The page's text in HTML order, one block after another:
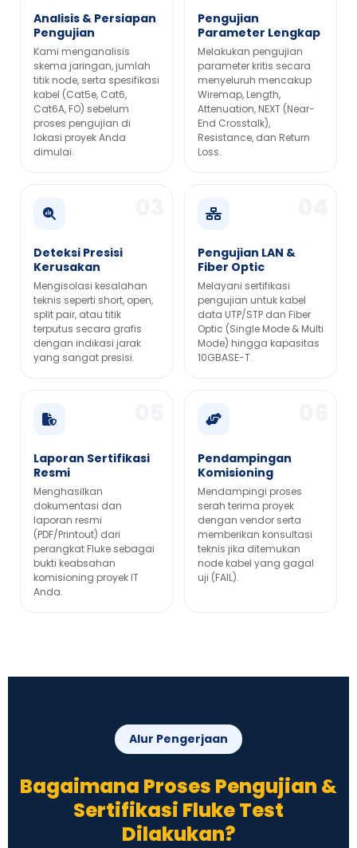
Analisis & Persiapan
Pengujian
Kami menganalisis
skema jaringan, jumlah
titik node, serta spesifikasi
kabel (Cat5e, Cat6,
Cat6A, FO) sebelum
proses pengujian di
lokasi proyek Anda
dimulai.
Pengujian
Parameter Lengkap
Melakukan pengujian
parameter kritis secara
menyeluruh mencakup
Wiremap, Length,
Attenuation, NEXT (Near-
End Crosstalk),
Resistance, dan Return
Loss.
Deteksi Presisi
Kerusakan
Mengisolasi kesalahan
teknis seperti short, open,
split pair, atau titik
terputus secara grafis
dengan indikasi jarak
yang sangat presisi.
Pengujian LAN &
Fiber Optic
Melayani sertifikasi
pengujian untuk kabel
data UTP/STP dan Fiber
Optic (Single Mode & Multi
Mode) hingga kapasitas
10GBASE-T.
Laporan Sertifikasi
Resmi
Menghasilkan
dokumentasi dan
laporan resmi
(PDF/Printout) dari
perangkat Fluke sebagai
bukti keabsahan
komisioning proyek IT
Anda.
Pendampingan
Komisioning
Mendampingi proses
serah terima proyek
dengan vendor serta
memberikan konsultasi
teknis jika ditemukan
node kabel yang gagal
uji (FAIL).
Alur Pengerjaan
Bagaimana Proses Pengujian &
Sertifikasi Fluke Test
Dilakukan?